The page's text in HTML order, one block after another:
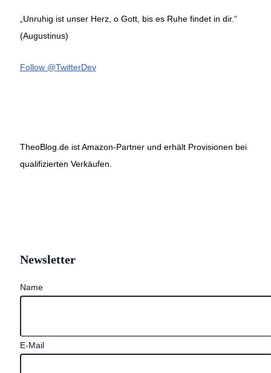
„Unruhig ist unser Herz, o Gott, bis es Ruhe findet in dir.“
(Augustinus)
Follow @TwitterDev
TheoBlog.de ist Amazon-Partner und erhält Provisionen bei
qualifizierten Verkäufen.
Newsletter
Name
E-Mail